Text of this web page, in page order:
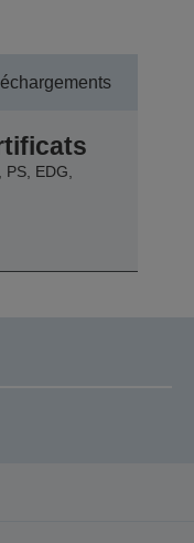
EDG,